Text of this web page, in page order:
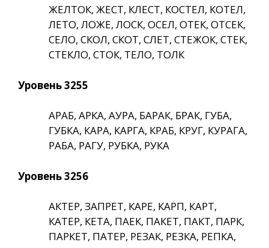
ЖЕЛТОК, ЖЕСТ, КЛЕСТ, КОСТЕЛ, КОТЕЛ,
ЛЕТО, ЛОЖЕ, ЛОСК, ОСЕЛ, ОТЕК, ОТСЕК,
СЕЛО, СКОЛ, СКОТ, СЛЕТ, СТЕЖОК, СТЕК,
СТЕКЛО, СТОК, ТЕЛО, ТОЛК
Уровень 3255
АРАБ, АРКА, АУРА, БАРАК, БРАК, ГУБА,
ГУБКА, КАРА, КАРГА, КРАБ, КРУГ, КУРАГА,
РАБА, РАГУ, РУБКА, РУКА
Уровень 3256
АКТЕР, ЗАПРЕТ, КАРЕ, КАРП, КАРТ,
КАТЕР, КЕТА, ПАЕК, ПАКЕТ, ПАКТ, ПАРК,
ПАРКЕТ, ПАТЕР, РЕЗАК, РЕЗКА, РЕПКА,